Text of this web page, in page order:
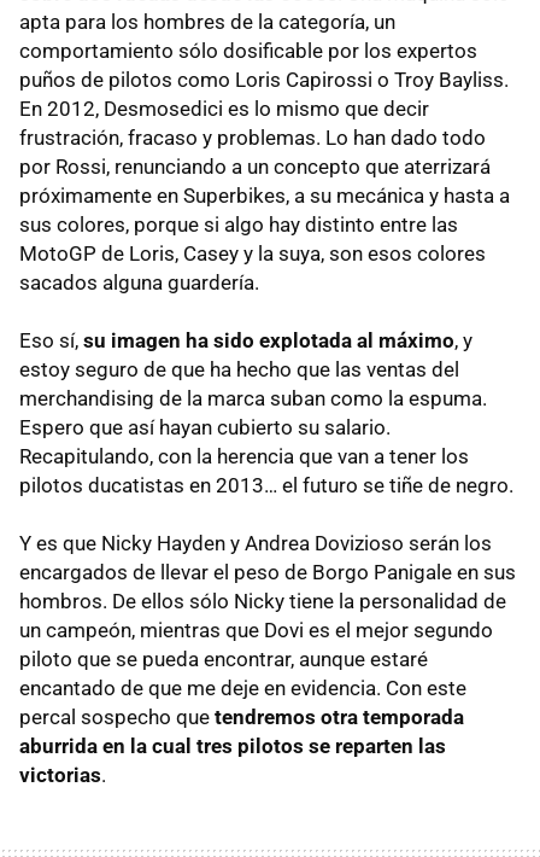
apta para los hombres de la categoría, un
comportamiento sólo dosificable por los expertos
puños de pilotos como Loris Capirossi o Troy Bayliss.
En 2012, Desmosedici es lo mismo que decir
frustración, fracaso y problemas. Lo han dado todo
por Rossi, renunciando a un concepto que aterrizará
próximamente en Superbikes, a su mecánica y hasta a
sus colores, porque si algo hay distinto entre las
MotoGP de Loris, Casey y la suya, son esos colores
sacados alguna guardería.
Eso sí, su imagen ha sido explotada al máximo, y
estoy seguro de que ha hecho que las ventas del
merchandising de la marca suban como la espuma.
Espero que así hayan cubierto su salario.
Recapitulando, con la herencia que van a tener los
pilotos ducatistas en 2013… el futuro se tiñe de negro.
Y es que Nicky Hayden y Andrea Dovizioso serán los
encargados de llevar el peso de Borgo Panigale en sus
hombros. De ellos sólo Nicky tiene la personalidad de
un campeón, mientras que Dovi es el mejor segundo
piloto que se pueda encontrar, aunque estaré
encantado de que me deje en evidencia. Con este
percal sospecho que tendremos otra temporada
aburrida en la cual tres pilotos se reparten las
victorias.